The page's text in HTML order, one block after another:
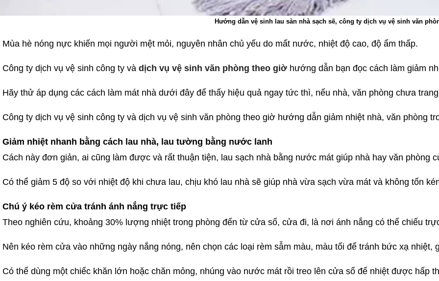
Hướng dẫn vệ sinh lau sàn nhà sạch sẽ, công ty dịch vụ vệ sinh văn
Mùa hè nóng nực khiến mọi người mệt mỏi, nguyên nhân chủ yếu do mất nước, nhiệt độ cao, độ ẩm thấp.
Công ty dịch vụ vệ sinh công ty và dịch vụ vệ sinh văn phòng theo giờ hướng dẫn bạn đọc cách làm giảm
Hãy thử áp dụng các cách làm mát nhà dưới đây để thấy hiệu quả ngay tức thì, nếu nhà, văn phòng chưa
Công ty dịch vụ vệ sinh công ty và dịch vụ vệ sinh văn phòng theo giờ hướng dẫn giảm nhiệt nhà, văn phòng
Giảm nhiệt nhanh bằng cách lau nhà, lau tường bằng nước lanh
Cách này đơn giản, ai cũng làm được và rất thuận tiện, lau sạch nhà bằng nước mát giúp nhà hay văn phòng
Có thể giảm 5 độ so với nhiệt độ khi chưa lau, chịu khó lau nhà sẽ giúp nhà vừa sạch vừa mát và không tốn
Chú ý kéo rèm cửa tránh ánh nắng trực tiếp
Theo nghiên cứu, khoảng 30% lượng nhiệt trong phòng đến từ cửa sổ, cửa đi, là nơi ánh nắng có thể chiếu
Nên kéo rèm cửa vào những ngày nắng nóng, nên chọn các loại rèm sẫm màu, màu tối để tránh bức xạ nhiệt,
Có thể dùng một chiếc khăn lớn hoặc chăn mỏng, nhúng vào nước mát rồi treo lên cửa sổ để nhiệt được hấp